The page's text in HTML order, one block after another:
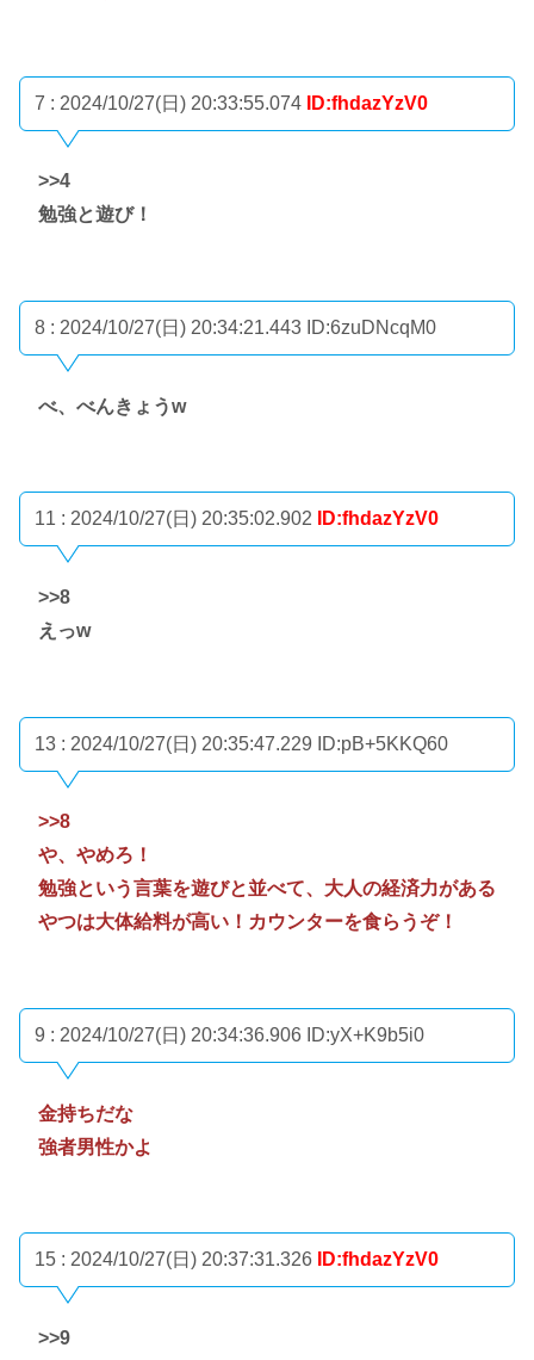
7 : 2024/10/27(日) 20:33:55.074 ID:fhdazYzV0
>>4
勉強と遊び！
8 : 2024/10/27(日) 20:34:21.443 ID:6zuDNcqM0
べ、べんきょうw
11 : 2024/10/27(日) 20:35:02.902 ID:fhdazYzV0
>>8
えっw
13 : 2024/10/27(日) 20:35:47.229 ID:pB+5KKQ60
>>8
や、やめろ！
勉強という言葉を遊びと並べて、大人の経済力がある
やつは大体給料が高い！カウンターを食らうぞ！
9 : 2024/10/27(日) 20:34:36.906 ID:yX+K9b5i0
金持ちだな
強者男性かよ
15 : 2024/10/27(日) 20:37:31.326 ID:fhdazYzV0
>>9